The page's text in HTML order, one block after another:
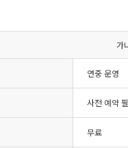
가
연중 운영
사전 예약
무료